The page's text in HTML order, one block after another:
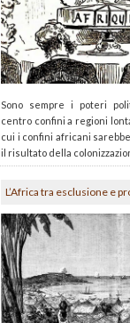
Sono sempre i poteri
centro confini a regioni
cui i confini africani
il risultato della
L’Africa tra esclusione e